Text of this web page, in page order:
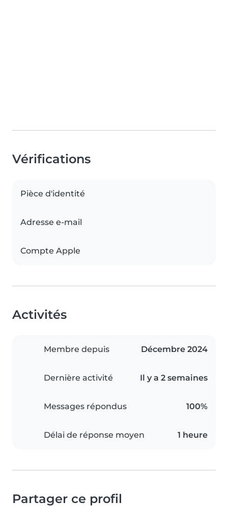
Vérifications
Pièce d'identité
Adresse e-mail
Compte Apple
Activités
Membre depuis Décembre 2024
Dernière activité Il y a 2 semaines
Messages répondus 100%
Délai de réponse moyen 1 heure
Partager ce profil